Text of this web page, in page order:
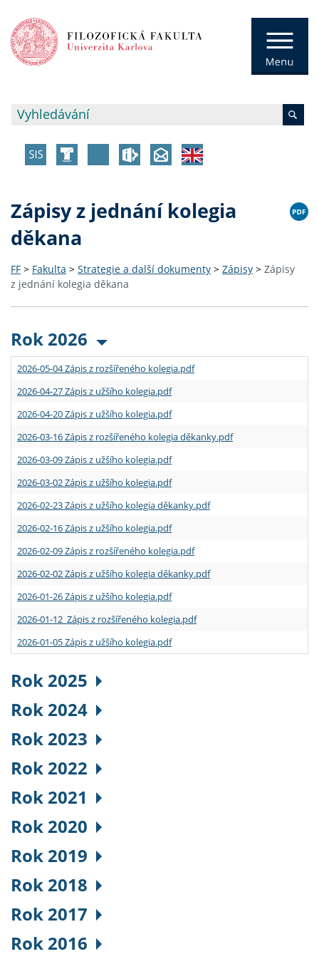
Zápisy z jednání kolegia
děkana
FF > Fakulta > Strategie a další dokumenty > Zápisy > Zápisy
z jednání kolegia děkana
Rok 2026
2026-05-04 Zápis z rozšířeného kolegia.pdf
2026-04-27 Zápis z užšího kolegia.pdf
2026-04-20 Zápis z užšího kolegia.pdf
2026-03-16 Zápis z rozšířeného kolegia děkanky.pdf
2026-03-09 Zápis z užšího kolegia.pdf
2026-03-02 Zápis z užšího kolegia.pdf
2026-02-23 Zápis z užšího kolegia děkanky.pdf
2026-02-16 Zápis z užšího kolegia.pdf
2026-02-09 Zápis z rozšířeného kolegia.pdf
2026-02-02 Zápis z užšího kolegia děkanky.pdf
2026-01-26 Zápis z užšího kolegia.pdf
2026-01-12 Zápis z rozšířeného kolegia.pdf
2026-01-05 Zápis z užšího kolegia.pdf
Rok 2025
Rok 2024
Rok 2023
Rok 2022
Rok 2021
Rok 2020
Rok 2019
Rok 2018
Rok 2017
Rok 2016